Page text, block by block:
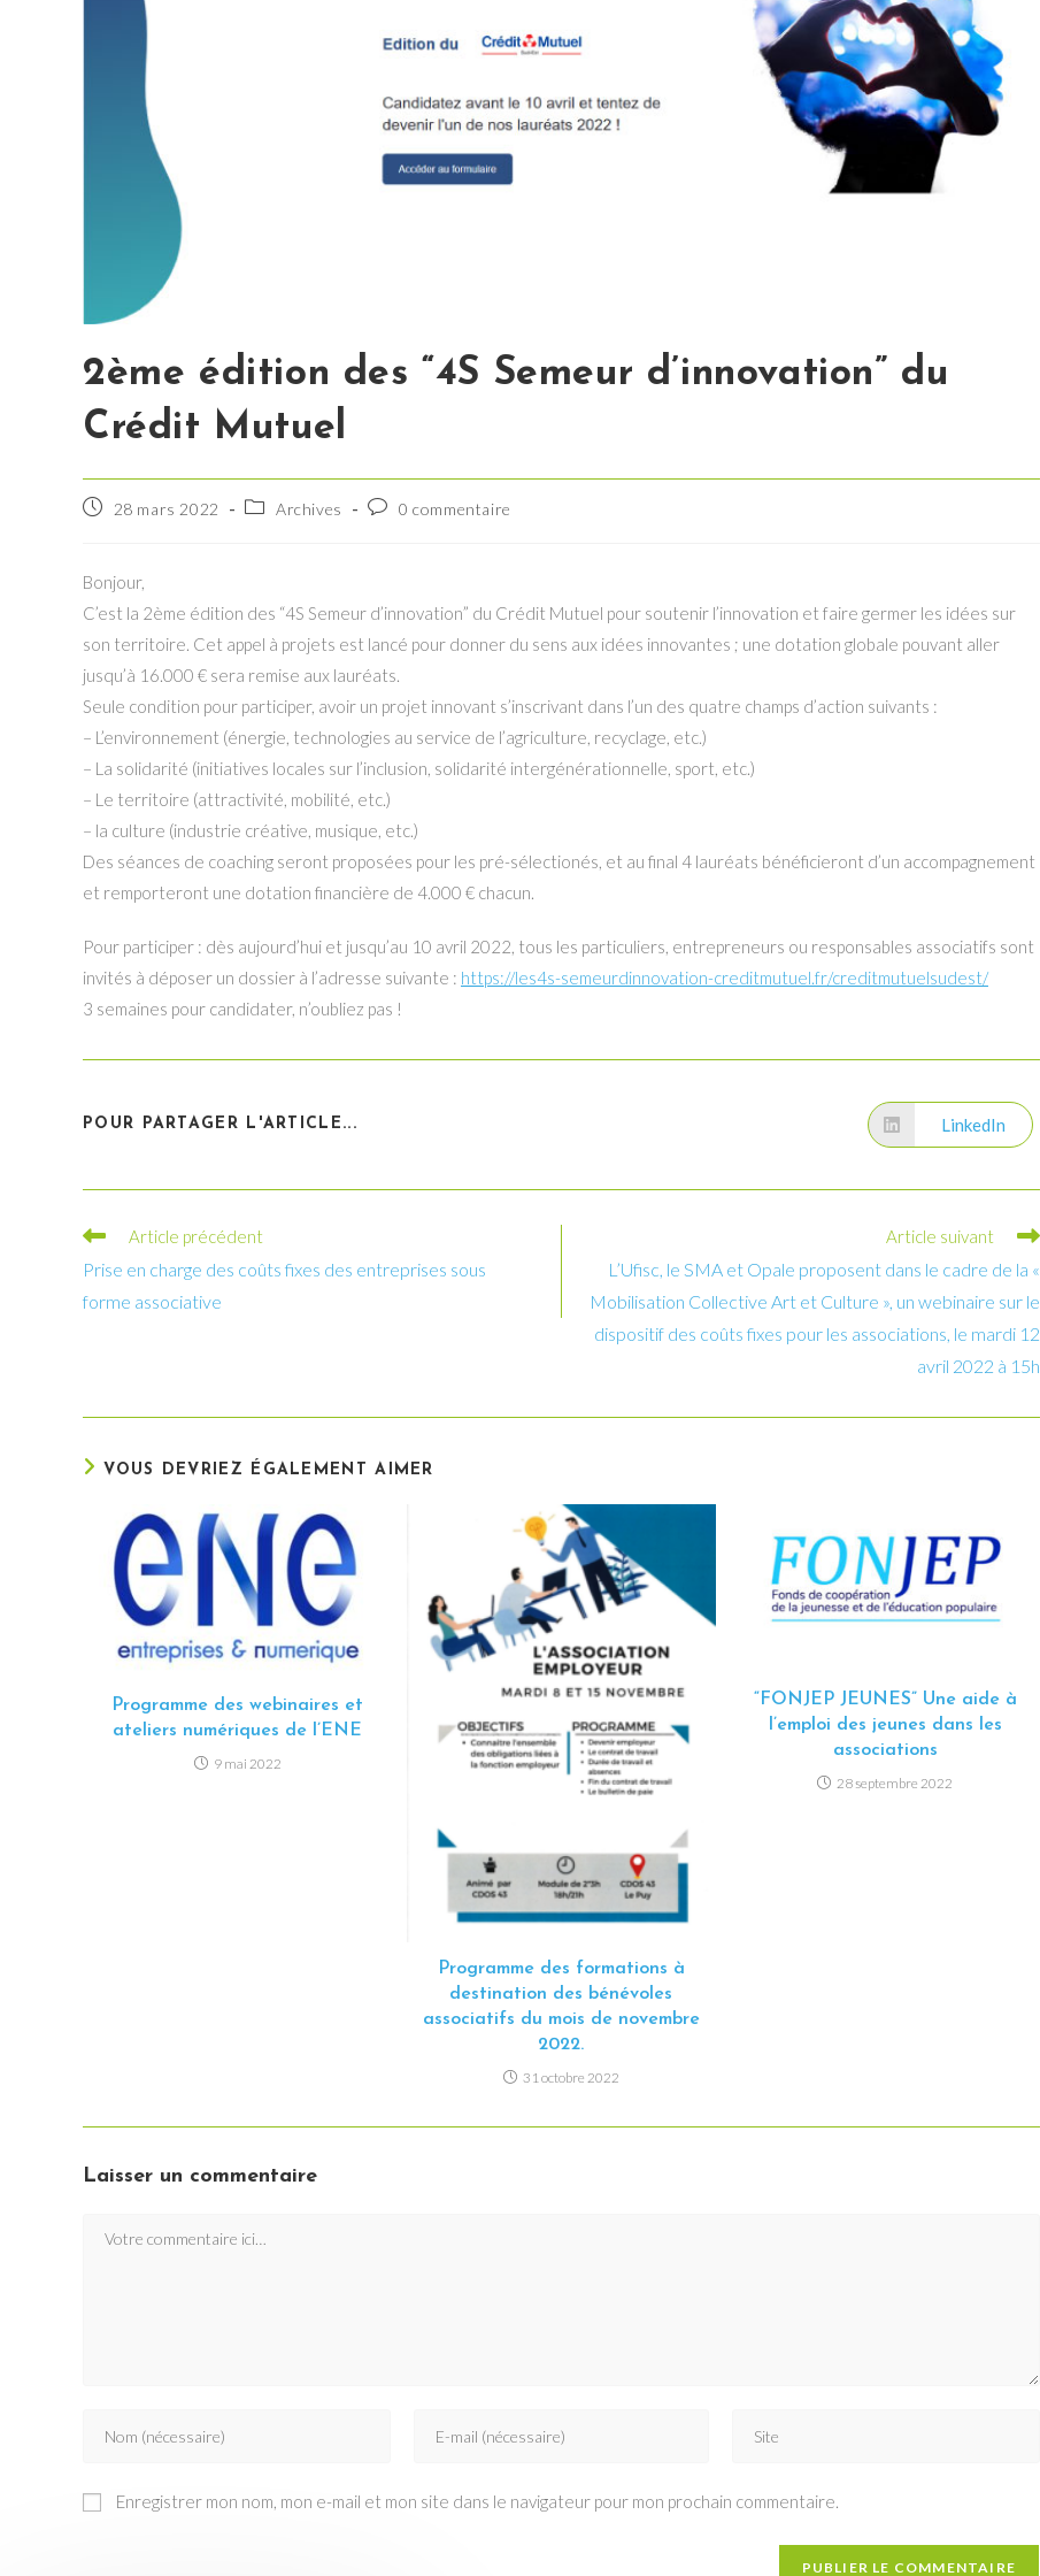
2ème édition des “4S Semeur d’innovation” du
Crédit Mutuel
Publication
28 mars 2022
PostArchives
Commentaires
0 commentaire
Bonjour,
C’est la 2ème édition des “4S Semeur d’innovation” du Crédit Mutuel pour soutenir l’innovation et faire germer les idées sur
son territoire. Cet appel à projets est lancé pour donner du sens aux idées innovantes ; une dotation globale pouvant aller
jusqu’à 16.000 € sera remise aux lauréats.
Seule condition pour participer, avoir un projet innovant s’inscrivant dans l’un des quatre champs d’action suivants :
– L’environnement (énergie, technologies au service de l’agriculture, recyclage, etc.)
– La solidarité (initiatives locales sur l’inclusion, solidarité intergénérationnelle, sport, etc.)
– Le territoire (attractivité, mobilité, etc.)
– la culture (industrie créative, musique, etc.)
Des séances de coaching seront proposées pour les pré-sélectionés, et au final 4 lauréats bénéficieront d’un accompagnement
et remporteront une dotation financière de 4.000 € chacun.
Pour participer : dès aujourd’hui et jusqu’au 10 avril 2022, tous les particuliers, entrepreneurs ou responsables associatifs sont
invités à déposer un dossier à l’adresse suivante : https://les4s-semeurdinnovation-creditmutuel.fr/creditmutuelsudest/
3 semaines pour candidater, n’oubliez pas !
POUR PARTAGER L'ARTICLE...PARTAGER
Ouvrir
dans
fenêtre
LinkedIn
Read
articles
Article précédent
Prise en charge des coûts fixes des entreprises sous
forme associative
Article suivant
L’Ufisc, le SMA et Opale proposent dans le cadre de la «
Mobilisation Collective Art et Culture », un webinaire sur le
dispositif des coûts fixes pour les associations, le mardi 12
avril 2022 à 15h
VOUS DEVRIEZ ÉGALEMENT AIMER
Programme des webinaires et
ateliers numériques de l’ENE
9 mai 2022
Programme des formations à
destination des bénévoles
associatifs du mois de novembre
2022.
31 octobre 2022
“FONJEP JEUNES” Une aide à
l’emploi des jeunes dans les
associations
28 septembre 2022
Laisser un commentaire
or
address
votre
(facultatif)
Enregistrer mon nom, mon e-mail et mon site dans le navigateur pour mon prochain commentaire.